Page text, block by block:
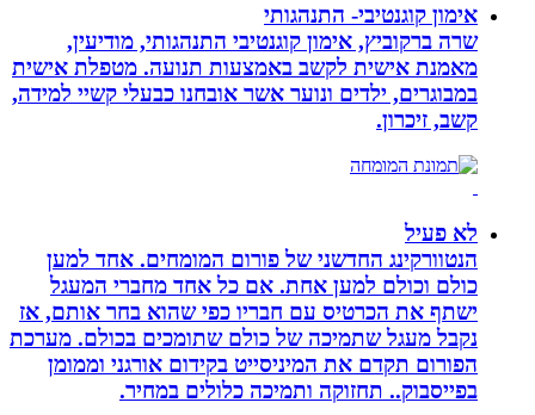
אימון קוגנטיבי- התנהגותי
שרה ברקוביץ, אימון קוגנטיבי התנהגותי, מודיעין,
מאמנת אישית לקשב באמצעות תנועה. מטפלת אישית
במבוגרים, ילדים ונוער אשר אובחנו כבעלי קשיי למידה,
קשב, זיכרון.
לא פעיל
הנטוורקינג החדשני של פורום המומחים. אחד למען
כולם וכולם למען אחת. אם כל אחד מחברי המעגל
ישתף את הכרטיס עם חבריו כפי שהוא בחר אותם, אז
נקבל מעגל שתמיכה של כולם שתומכים בכולם. מערכת
הפורום תקדם את המיניסייט בקידום אורגני וממומן
בפייסבוק.. תחזוקה ותמיכה כלולים במחיר.